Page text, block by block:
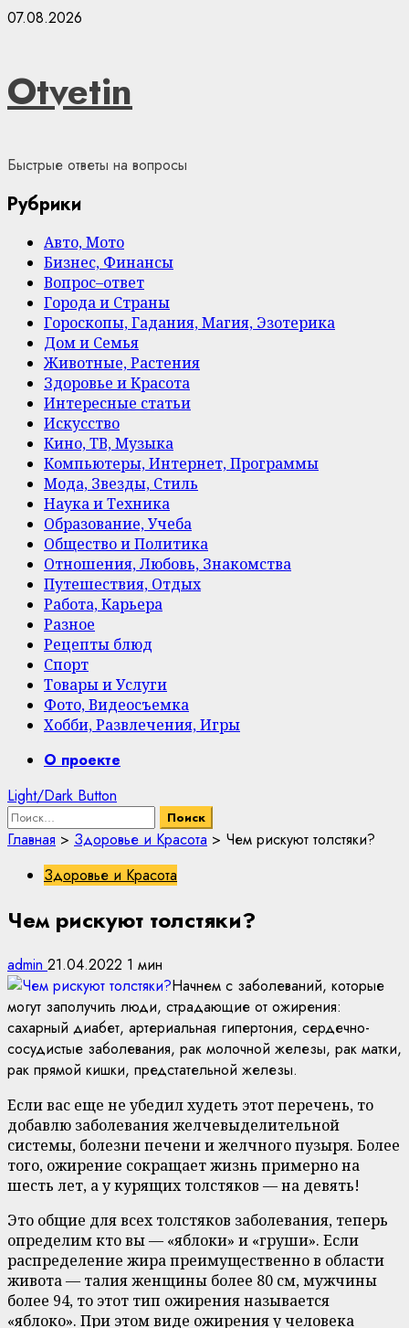
Skip
07.08.2026
Otvetin
Быстрые ответы на вопросы
Рубрики
Авто, Мото
Бизнес, Финансы
Вопрос–ответ
Города и Страны
Гороскопы, Гадания, Магия, Эзотерика
Дом и Семья
Животные, Растения
Здоровье и Красота
Интересные статьи
Искусство
Кино, ТВ, Музыка
Компьютеры, Интернет, Программы
Мода, Звезды, Стиль
Наука и Техника
Образование, Учеба
Общество и Политика
Отношения, Любовь, Знакомства
Путешествия, Отдых
Работа, Карьера
Разное
Рецепты блюд
Спорт
Товары и Услуги
Фото, Видеосъемка
Хобби, Развлечения, Игры
PrimaryО проекте
Light/Dark Button
Найти:
Главная > Здоровье и Красота > Чем рискуют толстяки?
Здоровье и Красота
Чем рискуют толстяки?
admin 21.04.2022 1 мин
Начнем с заболеваний, которые
могут заполучить люди, страдающие от ожирения:
сахарный диабет, артериальная гипертония, сердечно-
сосудистые заболевания, рак молочной железы, рак матки,
рак прямой кишки, предстательной железы.
Если вас еще не убедил худеть этот перечень, то
добавлю заболевания желчевыделительной
системы, болезни печени и желчного пузыря. Более
того, ожирение сокращает жизнь примерно на
шесть лет, а у курящих толстяков — на девять!
Это общие для всех толстяков заболевания, теперь
определим кто вы — «яблоки» и «груши». Если
распределение жира преимущественно в области
живота — талия женщины более 80 см, мужчины
более 94, то этот тип ожирения называется
«яблоко». При этом виде ожирения у человека